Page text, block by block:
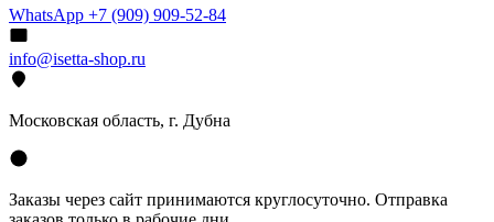
WhatsApp +7 (909) 909-52-84
info@isetta-shop.ru
Московская область, г. Дубна
Заказы через сайт принимаются круглосуточно. Отправка